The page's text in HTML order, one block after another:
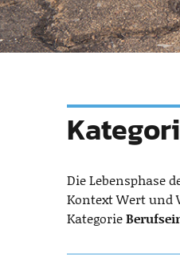
Die Lebensphase
Kontext Wert und
Kategorie